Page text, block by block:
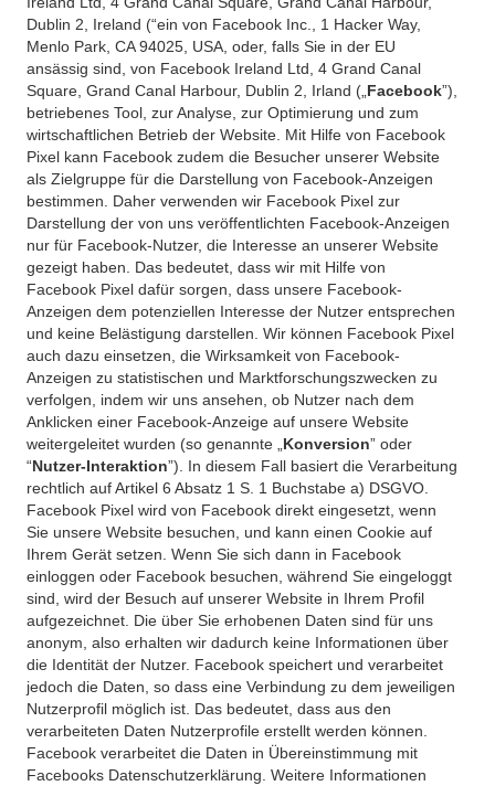
Dublin 2, Ireland (“ein von Facebook Inc., 1 Hacker Way,
Menlo Park, CA 94025, USA, oder, falls Sie in der EU
ansässig sind, von Facebook Ireland Ltd, 4 Grand Canal
Square, Grand Canal Harbour, Dublin 2, Irland („ Facebook”),
betriebenes Tool, zur Analyse, zur Optimierung und zum
wirtschaftlichen Betrieb der Website. Mit Hilfe von Facebook
Pixel kann Facebook zudem die Besucher unserer Website
als Zielgruppe für die Darstellung von Facebook-Anzeigen
bestimmen. Daher verwenden wir Facebook Pixel zur
Darstellung der von uns veröffentlichten Facebook-Anzeigen
nur für Facebook-Nutzer, die Interesse an unserer Website
gezeigt haben. Das bedeutet, dass wir mit Hilfe von
Facebook Pixel dafür sorgen, dass unsere Facebook-
Anzeigen dem potenziellen Interesse der Nutzer entsprechen
und keine Belästigung darstellen. Wir können Facebook Pixel
auch dazu einsetzen, die Wirksamkeit von Facebook-
Anzeigen zu statistischen und Marktforschungszwecken zu
verfolgen, indem wir uns ansehen, ob Nutzer nach dem
Anklicken einer Facebook-Anzeige auf unsere Website
weitergeleitet wurden (so genannte „ Konversion” oder
“Nutzer-Interaktion”). In diesem Fall basiert die Verarbeitung
rechtlich auf Artikel 6 Absatz 1 S. 1 Buchstabe a) DSGVO.
Facebook Pixel wird von Facebook direkt eingesetzt, wenn
Sie unsere Website besuchen, und kann einen Cookie auf
Ihrem Gerät setzen. Wenn Sie sich dann in Facebook
einloggen oder Facebook besuchen, während Sie eingeloggt
sind, wird der Besuch auf unserer Website in Ihrem Profil
aufgezeichnet. Die über Sie erhobenen Daten sind für uns
anonym, also erhalten wir dadurch keine Informationen über
die Identität der Nutzer. Facebook speichert und verarbeitet
jedoch die Daten, so dass eine Verbindung zu dem jeweiligen
Nutzerprofil möglich ist. Das bedeutet, dass aus den
verarbeiteten Daten Nutzerprofile erstellt werden können.
Facebook verarbeitet die Daten in Übereinstimmung mit
Facebooks Datenschutzerklärung. Weitere Informationen